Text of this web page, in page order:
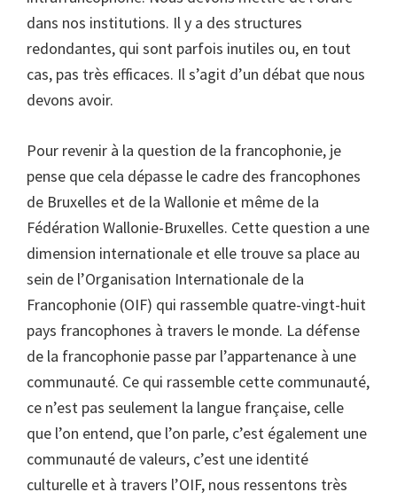
dans nos institutions. Il y a des structures
redondantes, qui sont parfois inutiles ou, en tout
cas, pas très efficaces. Il s’agit d’un débat que nous
devons avoir.
Pour revenir à la question de la francophonie, je
pense que cela dépasse le cadre des francophones
de Bruxelles et de la Wallonie et même de la
Fédération Wallonie-Bruxelles. Cette question a une
dimension internationale et elle trouve sa place au
sein de l’Organisation Internationale de la
Francophonie (OIF) qui rassemble quatre-vingt-huit
pays francophones à travers le monde. La défense
de la francophonie passe par l’appartenance à une
communauté. Ce qui rassemble cette communauté,
ce n’est pas seulement la langue française, celle
que l’on entend, que l’on parle, c’est également une
communauté de valeurs, c’est une identité
culturelle et à travers l’OIF, nous ressentons très